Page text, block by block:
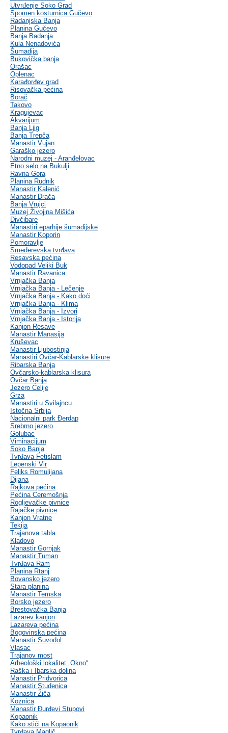
Utvrđenje Soko Grad
Spomen kosturnica Gučevo
Radanjska Banja
Planina Gučevo
Banja Badanja
Kula Nenadovića
Šumadija
Bukovička banja
Orašac
Oplenac
Karađorđev grad
Risovačka pećina
Borač
Takovo
Kragujevac
Akvarijum
Banja Ljig
Banja Trepča
Manastir Vujan
Garaško jezero
Narodni muzej - Aranđelovac
Etno selo na Bukulji
Ravna Gora
Planina Rudnik
Manastir Kalenić
Manastir Drača
Banja Vrujci
Muzej Živojina Mišića
Divčibare
Manastiri eparhije šumadijske
Manastir Koporin
Pomoravlje
Smederevska tvrđava
Resavska pećina
Vodopad Veliki Buk
Manastir Ravanica
Vrnjačka Banja
Vrnjačka Banja - Lečenje
Vrnjačka Banja - Kako doći
Vrnjačka Banja - Klima
Vrnjačka Banja - Izvori
Vrnjačka Banja - Istorija
Kanjon Resave
Manastir Manasija
Kruševac
Manastir Ljubostinja
Manastiri Ovčar-Kablarske klisure
Ribarska Banja
Ovčarsko-kablarska klisura
Ovčar Banja
Jezero Ćelije
Grza
Manastiri u Svilajncu
Istočna Srbija
Nacionalni park Đerdap
Srebrno jezero
Golubac
Viminacijum
Soko Banja
Tvrđava Fetislam
Lepenski Vir
Feliks Romulijana
Dijana
Rajkova pećina
Pećina Ceremošnja
Rogljevačke pivnice
Rajačke pivnice
Kanjon Vratne
Tekija
Trajanova tabla
Kladovo
Manastir Gornjak
Manastir Tuman
Tvrđava Ram
Planina Rtanj
Bovansko jezero
Stara planina
Manastir Temska
Borsko jezero
Brestovačka Banja
Lazarev kanjon
Lazareva pećina
Bogovinska pećina
Manastir Suvodol
Vlasac
Trajanov most
Arheološki lokalitet „Okno“
Raška i Ibarska dolina
Manastir Pridvorica
Manastir Studenica
Manastir Žiča
Koznica
Manastir Đurđevi Stupovi
Kopaonik
Kako stići na Kopaonik